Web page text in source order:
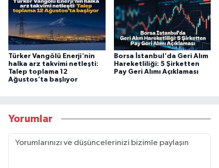
Türker Vangölü Enerji'nin
halka arz takvimi netleşti:
Talep toplama 12
Ağustos'ta başlıyor
Borsa İstanbul'da Geri Alım
Hareketliliği: 5 Şirketten
Pay Geri Alımı Açıklaması
Yorumlar